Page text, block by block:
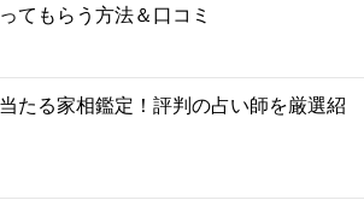
てもらう方法＆口コミ
たる家相鑑定！評判の占い師を厳選紹